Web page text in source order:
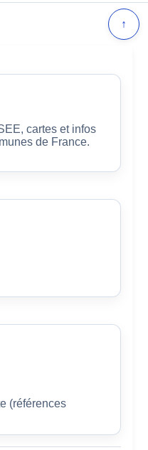
↑
cartes et infos
de France.
(références